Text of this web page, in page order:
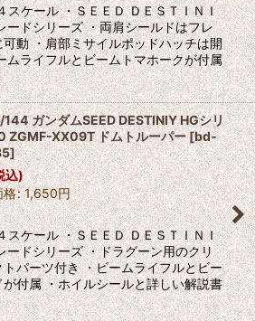
スケール ・ＳＥＥＤ ＤＥＳＴＩＮＩ
ードシリーズ ・両肩シールドはフレ
可動 ・肩部ミサイルポッドハッチは開
ムライフルとビームトマホークが付属
144 ガンダムSEED DESTINIY HGシリ
ZGMF-XX09T ドムトルーパー[bd-
]
込)
格: 1,650円
スケール ・ＳＥＥＤ ＤＥＳＴＩＮＩ
ードシリーズ ・ドラグーン用のクリ
トパーツ付き ・ビームライフルとビー
付属 ・ホイルシールと詳しい解説書